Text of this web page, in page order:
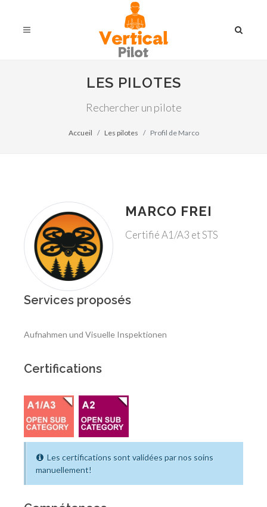
LES PILOTES
Rechercher un pilote
Accueil Les pilotes Profil de Marco
MARCO FREI
Certifié A1/A3 et STS
Services proposés
Aufnahmen und Visuelle Inspektionen
Certifications
Les certifications sont validées par nos soins
manuellement!